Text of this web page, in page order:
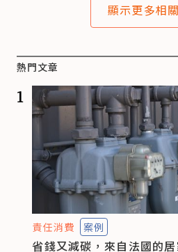
顯示更多相
熱門文章
1
責任消費 案例
省錢又減碳，來自法國的居